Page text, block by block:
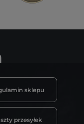
sklepu
przesyłek